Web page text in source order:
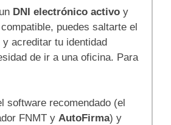
DNI electrónico activo y
puedes saltarte el
acreditar tu identidad
de ir a una oficina. Para
software recomendado (el
FNMT y AutoFirma) y